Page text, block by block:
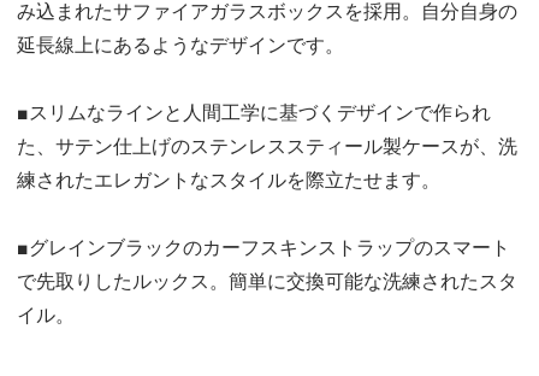
み込まれたサファイアガラスボックスを採用。自分自身の
延長線上にあるようなデザインです。
■スリムなラインと人間工学に基づくデザインで作られ
た、サテン仕上げのステンレススティール製ケースが、洗
練されたエレガントなスタイルを際立たせます。
■グレインブラックのカーフスキンストラップのスマート
で先取りしたルックス。簡単に交換可能な洗練されたスタ
イル。